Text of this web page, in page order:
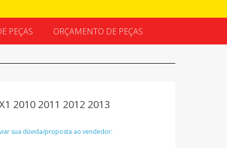
PEÇAS ORÇAMENTO DE PEÇAS
2010 2011 2012 2013
sua dúvida/proposta ao vendedor: